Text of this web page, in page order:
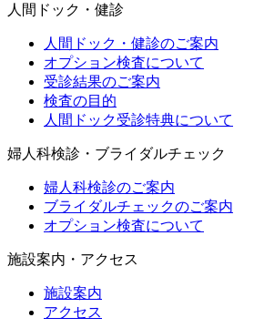
人間ドック・健診
人間ドック・健診のご案内
オプション検査について
受診結果のご案内
検査の目的
人間ドック受診特典について
婦人科検診・ブライダルチェック
婦人科検診のご案内
ブライダルチェックのご案内
オプション検査について
施設案内・アクセス
施設案内
アクセス